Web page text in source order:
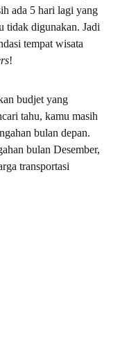
ada 5 hari lagi yang
tidak digunakan. Jadi
tempat wisata
!
budjet yang
tahu, kamu masih
bulan depan.
bulan Desember,
transportasi